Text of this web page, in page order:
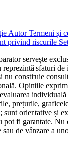
AutorTermeni și
privind riscurile
servește
sfaturi de
nu constituie
Opiniile
prețurile,
sunt orientative și
pot fi garantate. Nu
sau de vânzare a